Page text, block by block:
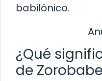
babilónico.
¿Qué
de